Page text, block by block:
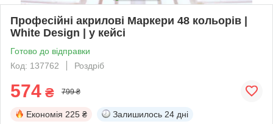
Професійні акрилові Маркери 48 кольорів |
White Design | у кейсі
Готово до відправки
Код: 137762
Роздріб
574 ₴ 799 ₴
Економія 225 ₴ Залишилось 24 дні